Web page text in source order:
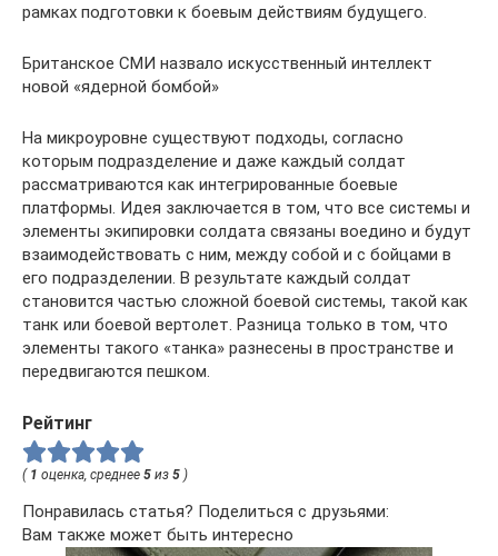
рамках подготовки к боевым действиям будущего.
Британское СМИ назвало искусственный интеллект
новой «ядерной бомбой»
На микроуровне существуют подходы, согласно
которым подразделение и даже каждый солдат
рассматриваются как интегрированные боевые
платформы. Идея заключается в том, что все системы и
элементы экипировки солдата связаны воедино и будут
взаимодействовать с ним, между собой и с бойцами в
его подразделении. В результате каждый солдат
становится частью сложной боевой системы, такой как
танк или боевой вертолет. Разница только в том, что
элементы такого «танка» разнесены в пространстве и
передвигаются пешком.
Рейтинг
( 1 оценка, среднее 5 из 5 )
Понравилась статья? Поделиться с друзьями:
Вам также может быть интересно